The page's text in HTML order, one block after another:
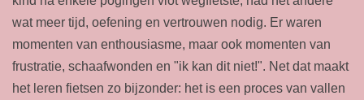
wat meer tijd, oefening en vertrouwen nodig. Er waren
momenten van enthousiasme, maar ook momenten van
frustratie, schaafwonden en "ik kan dit niet!". Net dat maakt
het leren fietsen zo bijzonder: het is een proces van vallen